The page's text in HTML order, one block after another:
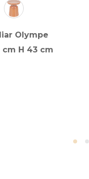
Olympe
H 43 cm